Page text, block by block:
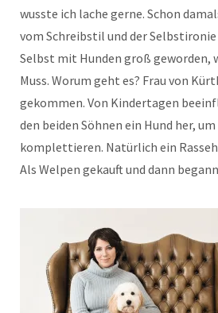
wusste ich lache gerne. Schon
vom Schreibstil und der Selbstironie
Selbst mit Hunden groß geworden,
Muss. Worum geht es? Frau von
gekommen. Von Kindertagen
den beiden Söhnen ein Hund her,
komplettieren. Natürlich ein
Als Welpen gekauft und dann